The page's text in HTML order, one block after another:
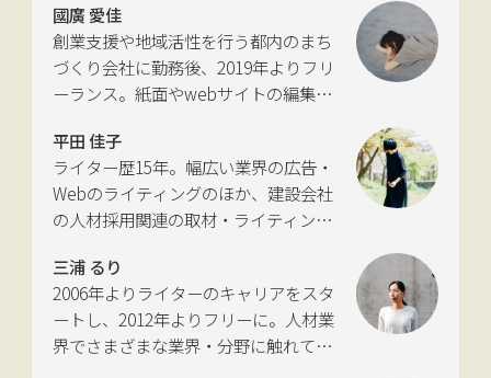
新聞社モビリティビジネス専門誌
『LIGARE』初代編集長を経て、2013年
に独立。国土交通省の「自転車の活用
推進に向けた有識者会議」、「交通政
共交通部会」、「MaaS関連データ検
討会」、SIP第2期自動運転（システム
とサービスの拡張）ピアレビュー委員
会などの委員を歴任。
國廣 愛佳
創業支援や地域活性を行う都内のまち
づくり会社に勤務後、2019年よりフリ
ーランス。紙面やwebサイトの編集、
どの執筆を中心に、ジャンルを問わず
活動。四国にある築100年の実家をど
う生かすかが長年の悩み。
平田 佳子
ライター歴15年。幅広い業界の広告・
Webのライティングのほか、建設会社
の人材採用関連の取材・ライティング
仕事をしていたため、小さな頃から憧
れあり。
三浦 るり
2006年よりライターのキャリアをスタ
ートし、2012年よりフリーに。人材業
界でさまざまな業界・分野に触れてき